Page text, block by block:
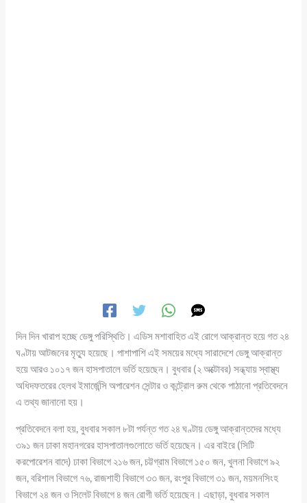
দিন দিন খারাপ হচ্ছে ডেঙ্গু পরিস্থিতি। এডিস মশাবাহিত এই রোগে আক্রান্ত হয়ে গত ২৪
ঘণ্টায় আটজনের মৃত্যু হয়েছে। পাশাপাশি এই সময়ের মধ্যে সারাদেশে ডেঙ্গু আক্রান্ত
হয়ে আরও ১০১৭ জন হাসপাতালে ভর্তি হয়েছেন। বুধবার (২ অক্টোবর) সন্ধ্যায় স্বাস্থ্য
অধিদফতরের হেলথ ইমার্জেন্সি অপারেশন সেন্টার ও কন্ট্রোল রুম থেকে পাঠানো প্রতিবেদনে
এ তথ্য জানানো হয়।
প্রতিবেদনে বলা হয়, বুধবার সকাল ৮টা পর্যন্ত গত ২৪ ঘণ্টায় ডেঙ্গু আক্রান্তদের মধ্যে
৩৯১ জন ঢাকা মহানগরের হাসপাতালগুলোতে ভর্তি হয়েছেন। এর বাইরে (সিটি
করপোরেশন বাদে) ঢাকা বিভাগে ২১৬ জন, চট্টগ্রাম বিভাগে ১৫০ জন, খুলনা বিভাগে ৯২
জন, বরিশাল বিভাগে ৭৬, রাজশাহী বিভাগে ৩৩ জন, রংপুর বিভাগে ৩১ জন, ময়মনসিংহ
বিভাগে ২৪ জন ও সিলেট বিভাগে ৪ জন রোগী ভর্তি হয়েছেন। এছাড়া, বুধবার সকাল